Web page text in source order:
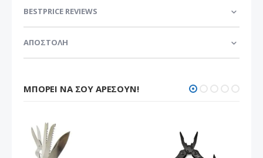
BESTPRICE REVIEWS
ΑΠΟΣΤΟΛΗ
ΜΠΟΡΕΊ ΝΑ ΣΟΥ ΑΡΈΣΟΥΝ!